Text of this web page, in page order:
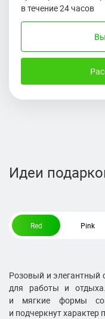
в течение 24 часов
Идеи
Red Pink
Розовый и элегантный
для работы и
и мягкие формы
и подчеркнут характер